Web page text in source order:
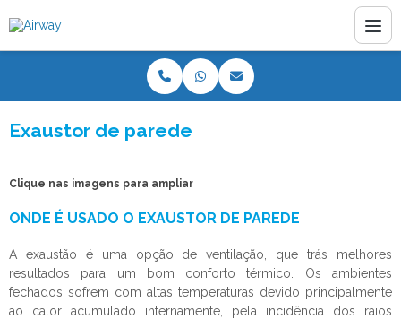
Exaustor de parede
Clique nas imagens para ampliar
ONDE É USADO O EXAUSTOR DE PAREDE
A exaustão é uma opção de ventilação, que trás melhores
resultados para um bom conforto térmico. Os ambientes
fechados sofrem com altas temperaturas devido principalmente
ao calor acumulado internamente, pela incidência dos raios